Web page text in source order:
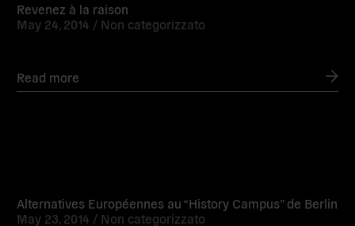
Revenez à la raison
May 24, 2014 / Non categorizzato
Read more
Alternatives Européennes au “History Campus” de Berlin
May 23, 2014 / Non categorizzato